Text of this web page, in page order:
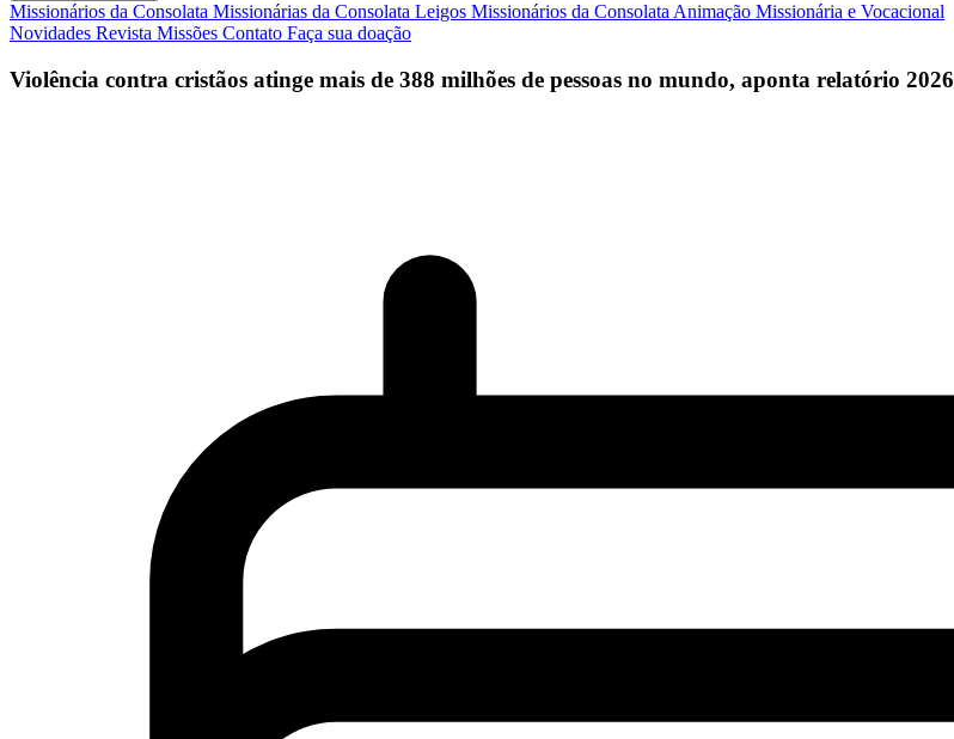
Missionários da Consolata Missionárias da Consolata Leigos Missionários da Consolata Animação Missionária e Vocacional
Novidades Revista Missões Contato Faça sua doação
Violência contra cristãos atinge mais de 388 milhões de pessoas no mundo, aponta relatório 2026